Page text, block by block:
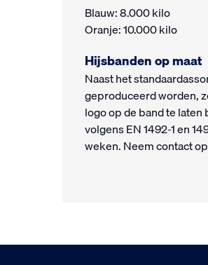
Blauw: 8.000 kilo
Oranje: 10.000 kilo
Hijsbanden op maat
Naast het
geproduceerd worden,
logo op de band te
volgens EN 1492-1 en
weken. Neem contact